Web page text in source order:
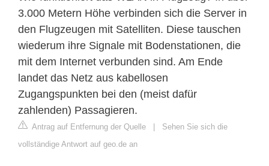
3.000 Metern Höhe verbinden sich die Server in
den Flugzeugen mit Satelliten. Diese tauschen
wiederum ihre Signale mit Bodenstationen, die
mit dem Internet verbunden sind. Am Ende
landet das Netz aus kabellosen
Zugangspunkten bei den (meist dafür
zahlenden) Passagieren.
Antrag auf Entfernung der Quelle | Sehen Sie sich die
vollständige Antwort auf geo.de an